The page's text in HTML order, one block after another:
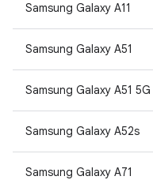
Samsung Galaxy A11
Samsung Galaxy A51
Samsung Galaxy A51 5G
Samsung Galaxy A52s
Samsung Galaxy A71